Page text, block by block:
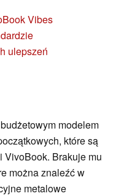
Vibes
ulepszeń
modelem
które są
VivoBook. Brakuje mu
można znaleźć w
metalowe